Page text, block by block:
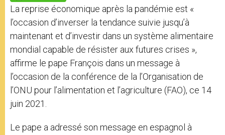
p e
r
k
La reprise économique après la pandémie est «
l’occasion d’inverser la tendance suivie jusqu’à
maintenant et d’investir dans un système alimentaire
mondial capable de résister aux futures crises »,
affirme le pape François dans un message à
l’occasion de la conférence de la l’Organisation de
l’ONU pour l’alimentation et l’agriculture (FAO), ce 14
juin 2021.
Le pape a adressé son message en espagnol à